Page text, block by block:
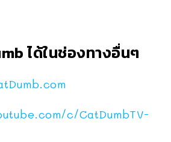
ได้ในช่องทางอื่นๆ
c/CatDumbTV-